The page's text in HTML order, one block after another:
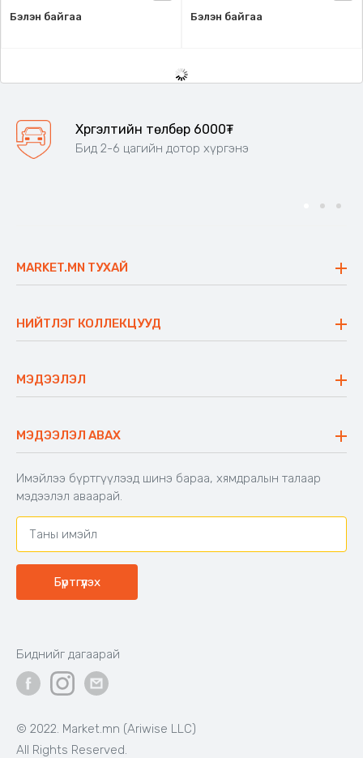
Бэлэн байгаа Бэлэн байгаа
Хүргэлтийн төлбөр 6000₮
Бид 2-6 цагийн дотор хүргэнэ
MARKET.MN ТУХАЙ
Үнэт зүйлс
Ажлын байр
Блог
НИЙТЛЭГ КОЛЛЕКЦУУД
Сүүдрэвч
Аяны ширээ
Аяны түшлэгтэй сандал
МЭДЭЭЛЭЛ
Буцаалтын журам
Захиалга шалгах
Хамтран ажиллах
Холбоо барих
МЭДЭЭЛЭЛ АВАХ
Имэйлээ бүртгүүлээд шинэ бараа, хямдралын талаар
мэдээлэл аваарай.
Бүртгүүлэх
© 2022. Market.mn (Ariwise LLC)
All Rights Reserved.
Биднийг дагаарай